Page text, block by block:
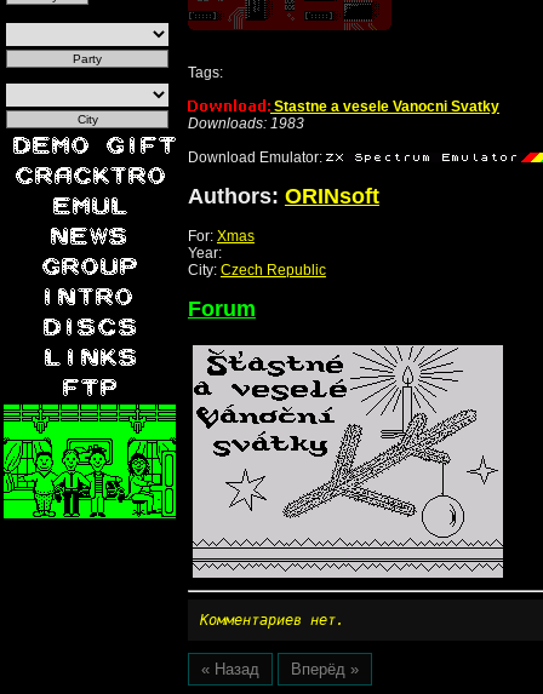
Tags:
Stastne a vesele Vanocni Svatky
Downloads: 1983
Download Emulator:
Authors: ORINsoft
For: Xmas
Year:
City: Czech Republic
Forum
Комментариев нет.
« Назад Вперёд »